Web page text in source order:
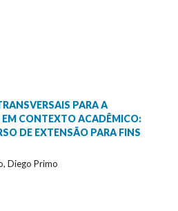
PARA A
CONTEXTO ACADÊMICO:
DE EXTENSÃO PARA FINS
Diego Primo